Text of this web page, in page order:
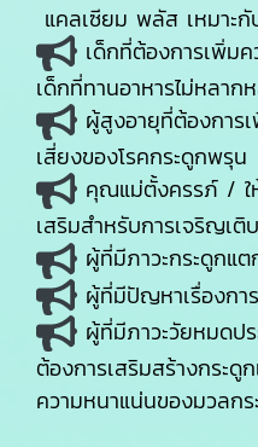
แคลเซียม พลัส เหมาะกั
เด็กที่ต้องการเพิ่ม
เด็กที่ทานอาหารไม่หลาก
ผู้สูงอายุที่ต้องการเ
เสี่ยงของโรคกระดูกพรุน
คุณแม่ตั้งครรภ์ / ใ
เสริมสำหรับการเจริญเ
ผู้ที่มีภาวะกระดูกแ
ผู้ที่มีปัญหาเรื่องกา
ผู้ที่มีภาวะวัยหมดป
ต้องการเสริมสร้างกระดู
ความหนาแน่นของมวลกร